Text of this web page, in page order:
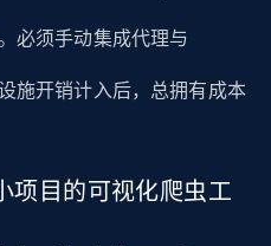
必须手动集成代理与
施开销计入后，总拥有成本
项目的可视化爬虫工